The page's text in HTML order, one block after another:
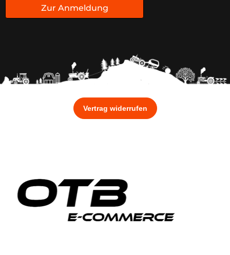
Zur Anmeldung